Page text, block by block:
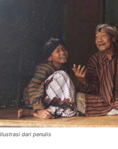
Ilustrasi dari penulis